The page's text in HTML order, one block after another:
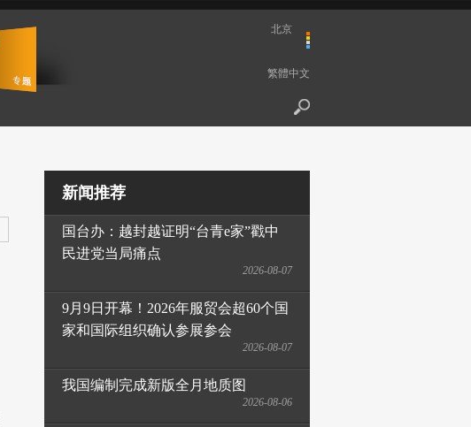
北京
繁體中文
新闻推荐
国台办：越封越证明“台青e家”戳中
民进党当局痛点
2026-08-07
9月9日开幕！2026年服贸会超60个国
家和国际组织确认参展参会
2026-08-07
我国编制完成新版全月地质图
2026-08-06